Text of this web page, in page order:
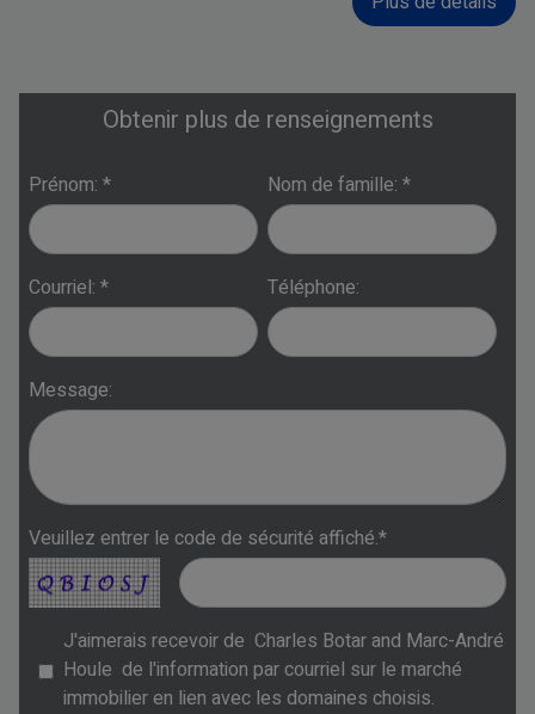
Obtenir plus de renseignements
Prénom: * Nom de famille: *
Courriel: * Téléphone:
Message:
Veuillez entrer le code de sécurité affiché.*
J'aimerais recevoir de Charles Botar and Marc-André
Houle de l'information par courriel sur le marché
immobilier en lien avec les domaines choisis.